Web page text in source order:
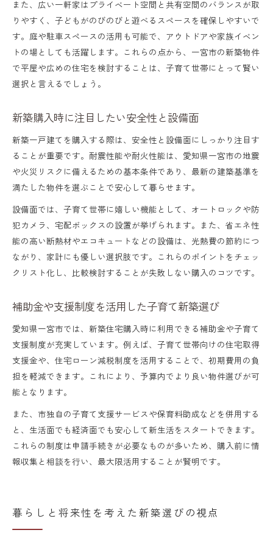
また、広い一軒家はプライベート空間と共有空間のバランスが取
りやすく、子どもがのびのびと遊べるスペースを確保しやすいで
す。庭や駐車スペースの活用も可能で、アウトドアや家族イベン
トの場としても活躍します。これらの点から、一宮市の新築物件
で平屋や広めの住宅を検討することは、子育て世帯にとって賢い
選択と言えるでしょう。
新築購入時に注目したい安全性と設備面
新築一戸建てを購入する際は、安全性と設備面にしっかり注目す
ることが重要です。耐震性能や耐火性能は、愛知県一宮市の地震
や火災リスクに備えるための基本条件であり、最新の建築基準を
満たした物件を選ぶことで安心して暮らせます。
設備面では、子育て世帯に嬉しい機能として、オートロックや防
犯カメラ、宅配ボックスの設置が挙げられます。また、省エネ性
能の高い断熱材やエコキュートなどの設備は、光熱費の節約につ
ながり、家計にも優しい選択肢です。これらのポイントをチェッ
クリスト化し、比較検討することが失敗しない購入のコツです。
補助金や支援制度を活用した子育て新築選び
愛知県一宮市では、新築住宅購入時に利用できる補助金や子育て
支援制度が充実しています。例えば、子育て世帯向けの住宅取得
支援金や、住宅ローン減税制度を活用することで、初期費用の負
担を軽減できます。これにより、予算内でより良い物件選びが可
能となります。
また、市独自の子育て支援サービスや保育料助成などを併用する
と、生活面でも経済面でも安心して新生活をスタートできます。
これらの制度は申請手続きが必要なものが多いため、購入前に情
報収集と相談を行い、最大限活用することが賢明です。
暮らしと将来性を考えた新築選びの視点